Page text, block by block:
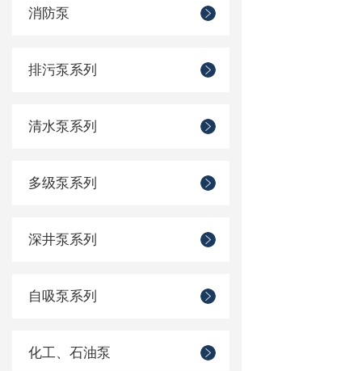
消防泵
排污泵系列
清水泵系列
多级泵系列
深井泵系列
自吸泵系列
化工、石油泵